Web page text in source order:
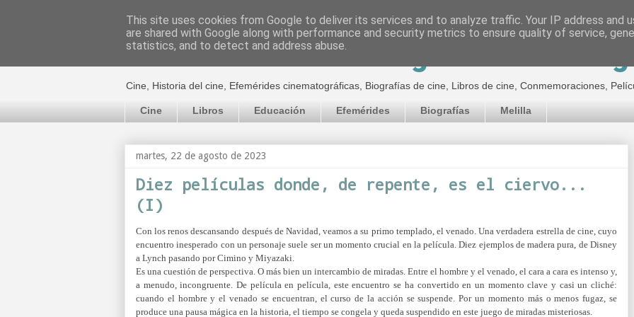
El cultural cinematográfico de Jorge
Cine, Historia del cine, Efemérides cinematográficas, Biografías de cine, Libros de cine, Conmemoraciones,
Cine Libros Educación Efemérides Biografías Melilla
martes, 22 de agosto de 2023
Diez películas donde, de repente, es el ciervo...
(I)
Con los renos descansando después de Navidad, veamos a su primo templado, el venado. Una verdadera estrella de cine, cuyo
encuentro inesperado con un personaje suele ser un momento crucial en la película. Diez ejemplos de madera pura, de Disney
a Lynch pasando por Cimino y Miyazaki.
Es una cuestión de perspectiva. O más bien un intercambio de miradas. Entre el hombre y el venado, el cara a cara es intenso y,
a menudo, incongruente. De película en película, este encuentro se ha convertido en un momento clave y casi un cliché:
cuando el hombre y el venado se encuentran, el curso de la acción se suspende. Por un momento más o menos fugaz, se
produce una pausa mágica en la historia, el tiempo se congela y queda suspendido en este juego de miradas misteriosas.
This site uses cookies from Google to deliver its services and to analyze traffic. Your IP address and
are shared with Google along with performance and security metrics to ensure quality of service,
statistics, and to detect and address abuse.